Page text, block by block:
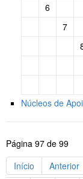
6
7
Núcleos de
Página 97 de 99
Início
Anterior